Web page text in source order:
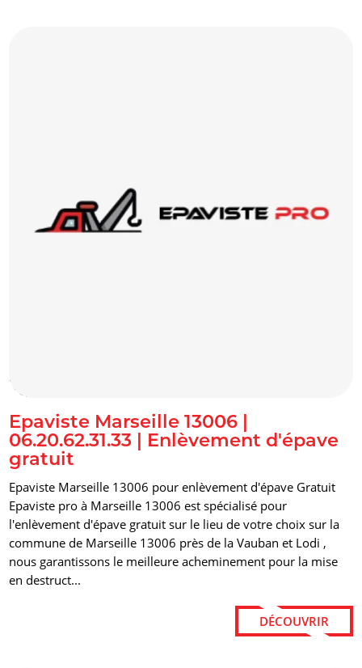
alt="Epaviste Marseille 13006 | 06.20.62.31.33 | Enlèvement
d'épave gratuit" title=""/>
Epaviste Marseille 13006 |
06.20.62.31.33 | Enlèvement d'épave
gratuit
Epaviste Marseille 13006 pour enlèvement d'épave Gratuit
Epaviste pro à Marseille 13006 est spécialisé pour
l'enlèvement d'épave gratuit sur le lieu de votre choix sur la
commune de Marseille 13006 près de la Vauban et Lodi ,
nous garantissons le meilleure acheminement pour la mise
en destruct...
DÉCOUVRIR